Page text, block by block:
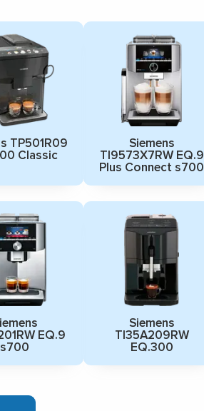
TP501R09
Classic
Siemens
TI9573X7RW EQ.9
Plus Connect s700
EQ.9
s700
Siemens
TI35A209RW
EQ.300